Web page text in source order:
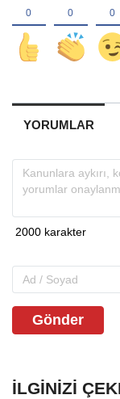
YORUMLAR
Gönder
İLGINIZI